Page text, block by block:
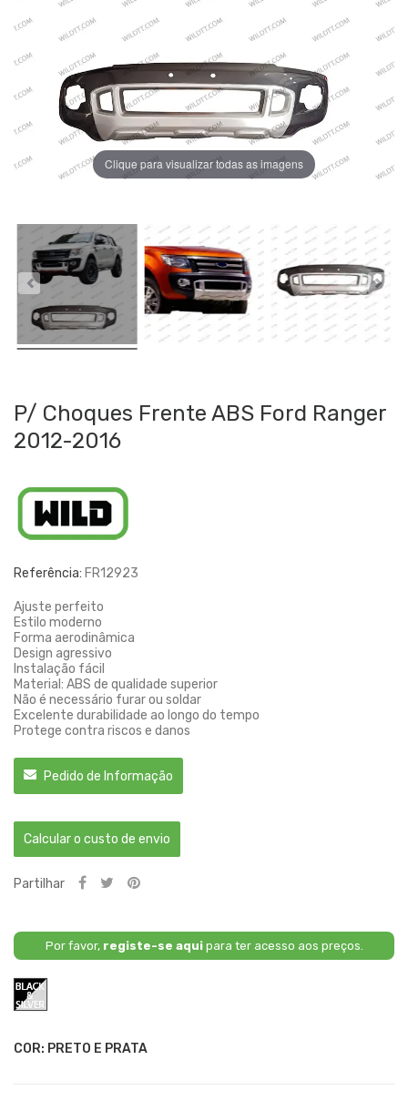
Clique para visualizar todas as imagens
P/ Choques Frente ABS Ford Ranger
2012-2016
Referência: FR12923
Ajuste perfeito
Estilo moderno
Forma aerodinâmica
Design agressivo
Instalação fácil
Material: ABS de qualidade superior
Não é necessário furar ou soldar
Excelente durabilidade ao longo do tempo
Protege contra riscos e danos
Pedido de Informação
Calcular o custo de envio
Partilhar
Por favor, registe-se aquipara ter acesso aos preços.
COR: PRETO E PRATA